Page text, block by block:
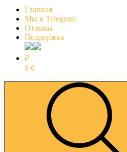
Главная
Мы в Telegram
Отзывы
Поддержка
₽
$ €